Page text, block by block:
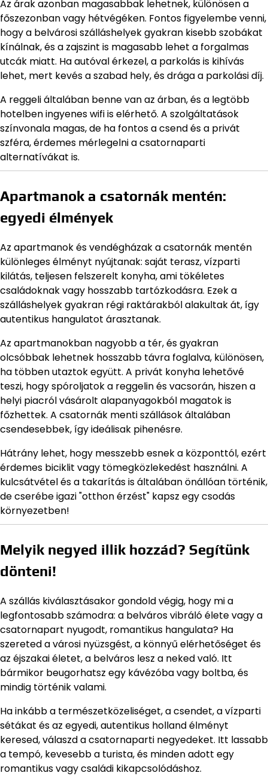
Az árak azonban magasabbak lehetnek, különösen a
főszezonban vagy hétvégéken. Fontos figyelembe venni,
hogy a belvárosi szálláshelyek gyakran kisebb szobákat
kínálnak, és a zajszint is magasabb lehet a forgalmas
utcák miatt. Ha autóval érkezel, a parkolás is kihívás
lehet, mert kevés a szabad hely, és drága a parkolási díj.
A reggeli általában benne van az árban, és a legtöbb
hotelben ingyenes wifi is elérhető. A szolgáltatások
színvonala magas, de ha fontos a csend és a privát
szféra, érdemes mérlegelni a csatornaparti
alternatívákat is.
Apartmanok a csatornák mentén:
egyedi élmények
Az apartmanok és vendégházak a csatornák mentén
különleges élményt nyújtanak: saját terasz, vízparti
kilátás, teljesen felszerelt konyha, ami tökéletes
családoknak vagy hosszabb tartózkodásra. Ezek a
szálláshelyek gyakran régi raktárakból alakultak át, így
autentikus hangulatot árasztanak.
Az apartmanokban nagyobb a tér, és gyakran
olcsóbbak lehetnek hosszabb távra foglalva, különösen,
ha többen utaztok együtt. A privát konyha lehetővé
teszi, hogy spóroljatok a reggelin és vacsorán, hiszen a
helyi piacról vásárolt alapanyagokból magatok is
főzhettek. A csatornák menti szállások általában
csendesebbek, így ideálisak pihenésre.
Hátrány lehet, hogy messzebb esnek a központtól, ezért
érdemes biciklit vagy tömegközlekedést használni. A
kulcsátvétel és a takarítás is általában önállóan történik,
de cserébe igazi "otthon érzést" kapsz egy csodás
környezetben!
Melyik negyed illik hozzád? Segítünk
dönteni!
A szállás kiválasztásakor gondold végig, hogy mi a
legfontosabb számodra: a belváros vibráló élete vagy a
csatornapart nyugodt, romantikus hangulata? Ha
szereted a városi nyüzsgést, a könnyű elérhetőséget és
az éjszakai életet, a belváros lesz a neked való. Itt
bármikor beugorhatsz egy kávézóba vagy boltba, és
mindig történik valami.
Ha inkább a természetközeliséget, a csendet, a vízparti
sétákat és az egyedi, autentikus holland élményt
keresed, válaszd a csatornaparti negyedeket. Itt lassabb
a tempó, kevesebb a turista, és minden adott egy
romantikus vagy családi kikapcsolódáshoz.